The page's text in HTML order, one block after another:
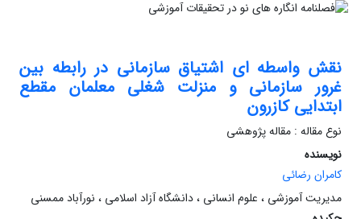
نقش واسطه ای اشتیاق سازمانی در رابطه بین
غرور سازمانی و منزلت شغلی معلمان مقطع
ابتدایی کازرون
نوع مقاله : مقاله پژوهشی
نویسنده
کامران رضائی
مدیریت آموزشی ، علوم انسانی ، دانشگاه آزاد اسلامی ، نورآباد ممسنی